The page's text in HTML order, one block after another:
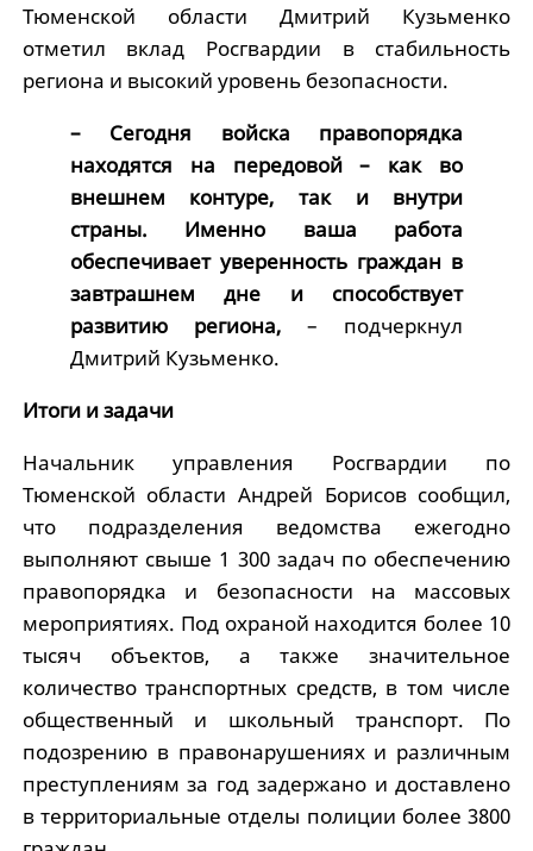
Тюменской области Дмитрий Кузьменко
отметил вклад Росгвардии в стабильность
региона и высокий уровень безопасности.
– Сегодня войска правопорядка
находятся на передовой – как во
внешнем контуре, так и внутри
страны. Именно ваша работа
обеспечивает уверенность граждан в
завтрашнем дне и способствует
развитию региона,– подчеркнул
Дмитрий Кузьменко.
Итоги и задачи
Начальник управления Росгвардии по
Тюменской области Андрей Борисов сообщил,
что подразделения ведомства ежегодно
выполняют свыше 1 300 задач по обеспечению
правопорядка и безопасности на массовых
мероприятиях. Под охраной находится более 10
тысяч объектов, а также значительное
количество транспортных средств, в том числе
общественный и школьный транспорт. По
подозрению в правонарушениях и различным
преступлениям за год задержано и доставлено
в территориальные отделы полиции более 3800